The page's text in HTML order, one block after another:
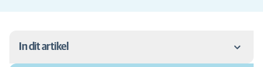
In dit artikel